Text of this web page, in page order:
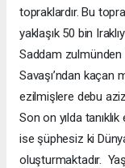
topraklardır. Bu
yaklaşık 50 bin
Saddam
Savaşı’ndan kaçan
ezilmişlere debu
Son on yılda
ise şüphesiz ki
oluşturmaktadır.